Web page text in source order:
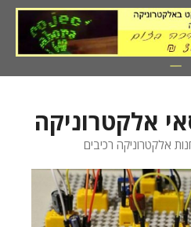
אלקטרוניקה
אלקטרוניקה רכיבים